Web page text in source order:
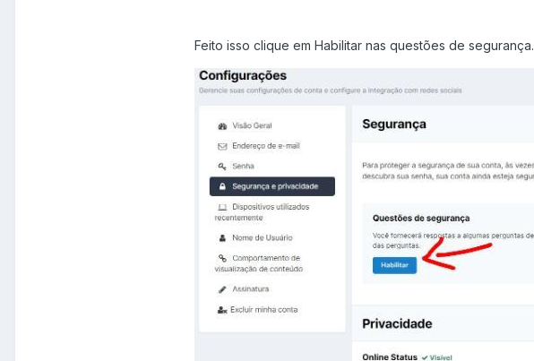
Feito isso clique em Habilitar nas questões de segurança.